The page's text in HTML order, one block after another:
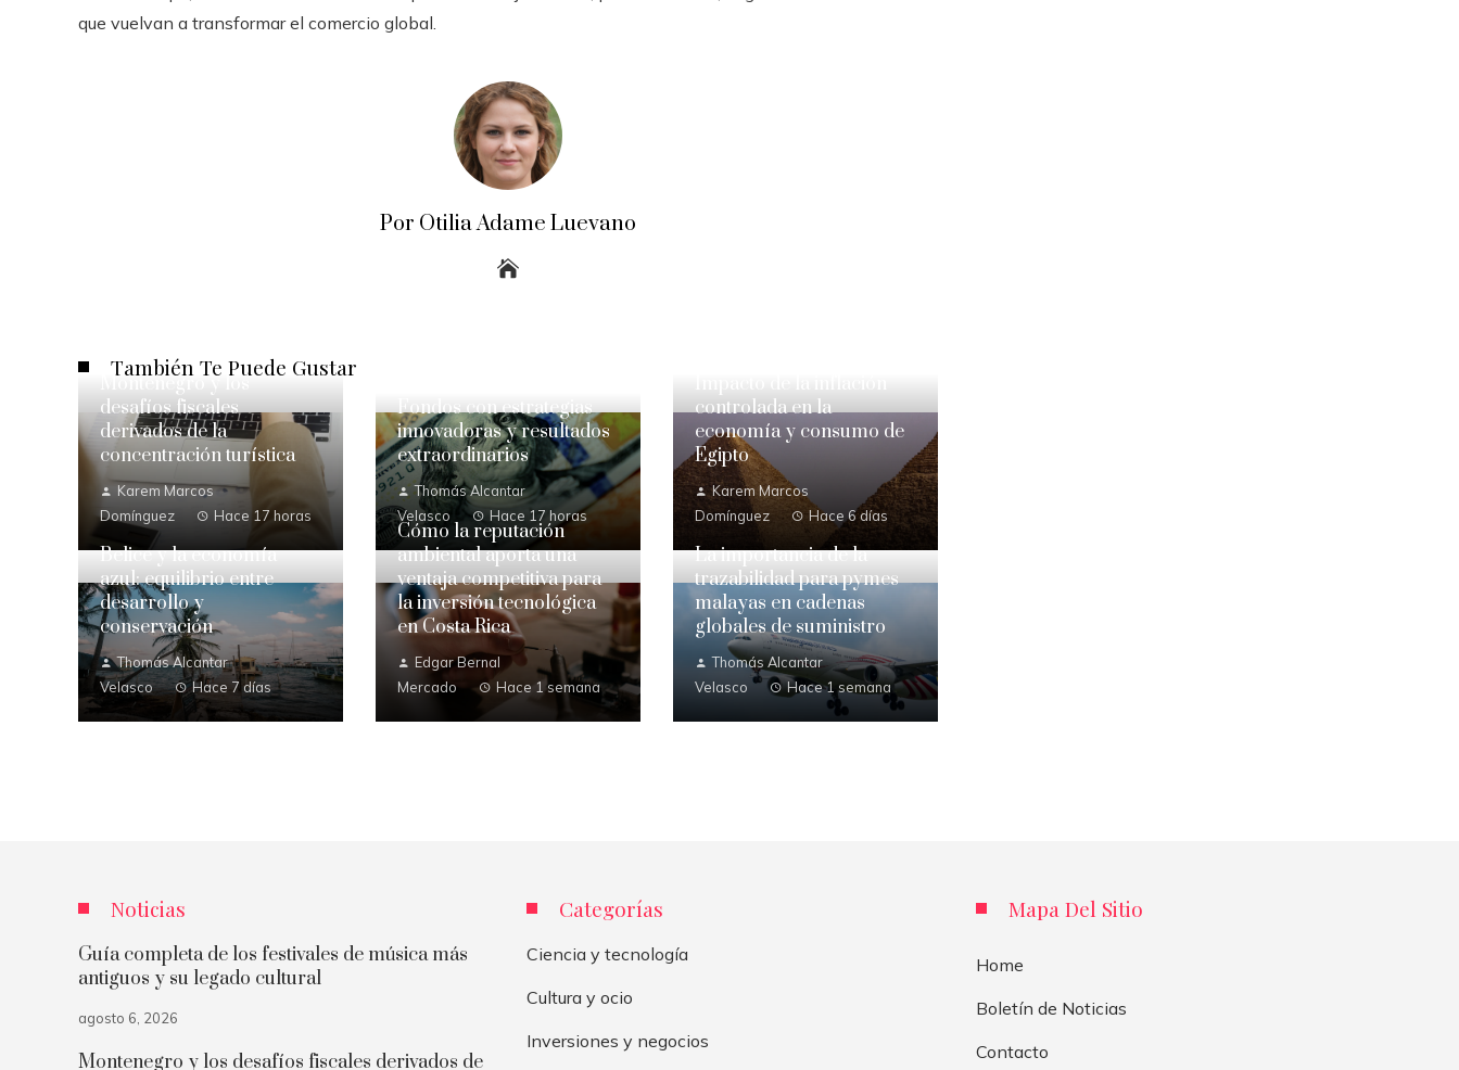
que vuelvan a transformar el comercio global.
Por Otilia Adame Luevano
También Te Puede Gustar
desafíos fiscales
derivados de la
concentración turística
Karem Marcos
Domínguez
Hace 17 horas
Fondos con estrategias
innovadoras y resultados
extraordinarios
Thomás Alcantar
Velasco
Hace 17 horas
controlada en la
economía y consumo de
Egipto
Karem Marcos
Domínguez
Hace 6 días
Belice y la economía
azul: equilibrio entre
desarrollo y
conservación
Thomás Alcantar
Velasco
Hace 7 días
Cómo la reputación
ambiental aporta una
ventaja competitiva para
la inversión tecnológica
en Costa Rica
Edgar Bernal
Mercado
Hace 1 semana
La importancia de la
trazabilidad para pymes
malayas en cadenas
globales de suministro
Thomás Alcantar
Velasco
Hace 1 semana
Noticias
Guía completa de los festivales de música más
antiguos y su legado cultural
agosto 6, 2026
Montenegro y los desafíos fiscales derivados de
Categorías
Ciencia y tecnología
Cultura y ocio
Inversiones y negocios
Mapa Del Sitio
Home
Boletín de Noticias
Contacto